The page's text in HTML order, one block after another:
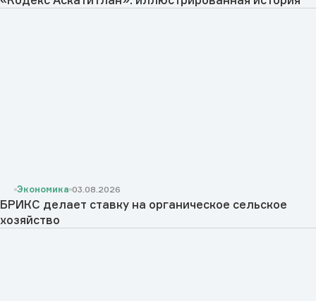
Экономика 03.08.2026
БРИКС делает ставку на органическое сельское
хозяйство